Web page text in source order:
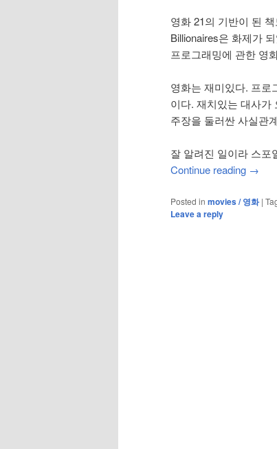
영화 21의 기반이 된
Billionaires은 화제가
프로그래밍에 관한 영
영화는 재미있다. 프로
이다. 재치있는 대사가
주장을 둘러싼 사실관
잘 알려진 일이라 스포
Continue reading →
Posted in movies / 영화 |
Leave a reply